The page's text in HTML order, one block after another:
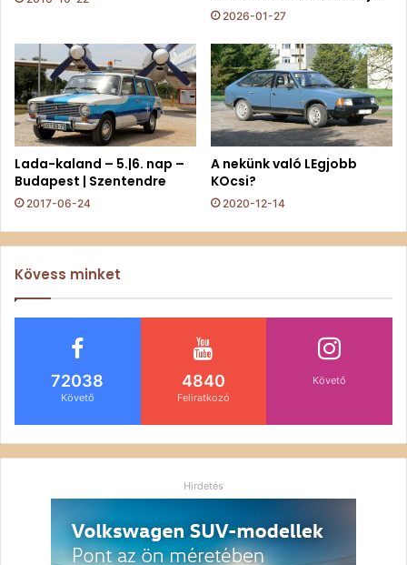
2026-01-27
Lada-kaland – 5.|6. nap –
Budapest | Szentendre
2017-06-24
A nekünk való LEgjobb
KOcsi?
2020-12-14
Kövess minket
72038
Követő
4840
Feliratkozó
Követő
Hirdetés